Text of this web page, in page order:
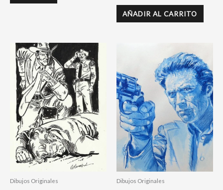
AÑADIR AL CARRITO
Dibujos Originales Dibujos Originales